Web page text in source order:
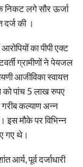
निकट लगे सौर ऊर्जा
दर्ज की ।
का पीपी एक्ट
ग्रामीणों ने पेयजल
आजीविका स्वायत्त
को पांच 5 लाख रुपए
गरीब कल्याण अन्न
इस मौके पर विभिन्न
गए थे।
पूर्व दर्जाधारी